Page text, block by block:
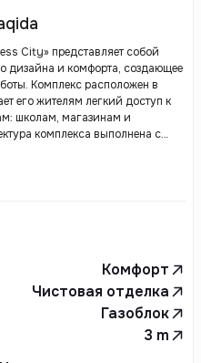
City» представляет собой
дизайна и комфорта, создающее
Комплекс расположен в
его жителям легкий доступ к
школам, магазинам и
комплекса выполнена с
восприятие, что делает
Комфорт
Чистовая отделка
Газоблок
3 m